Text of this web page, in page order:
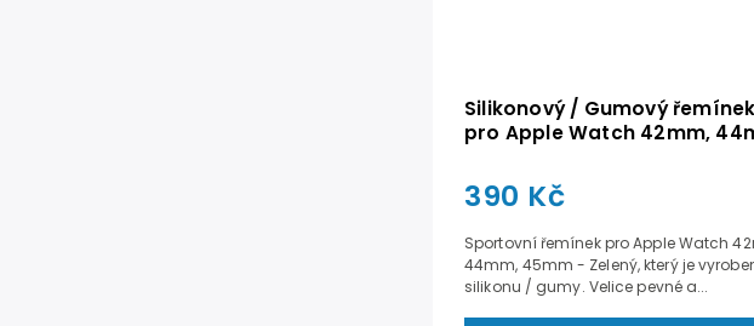
Silikonový / Gumový řemínek
pro Apple Watch 42mm,
390 Kč
Sportovní řemínek pro Apple Watch
44mm, 45mm - Zelený, který je
silikonu / gumy. Velice pevné a...